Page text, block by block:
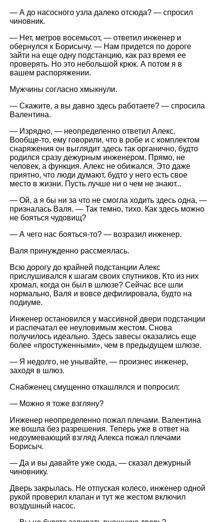
— А до насосного узла далеко отсюда? — спросил
чиновник.
— Нет, метров восемьсот, — ответил инженер и
обернулся к Борисычу. — Нам придется по дороге
зайти на еще одну подстанцию, как раз время ее
проверять. Но это небольшой крюк. А потом я в
вашем распоряжении.
Мужчины согласно хмыкнули.
— Скажите, а вы давно здесь работаете? — спросила
Валентина.
— Изрядно, — неопределенно ответил Алекс.
Вообще-то, ему говорили, что в робе и с комплектом
снаряжения он выглядит здесь так органично, будто
родился сразу дежурным инженером. Прямо, не
человек, а функция. Алекс не обижался. Это даже
приятно, что люди думают, будто у него есть свое
место в жизни. Пусть лучше ни о чем не знают...
— Ой, а я бы ни за что не смогла ходить здесь одна, —
призналась Валя. — Так темно, тихо. Как здесь можно
не бояться чудовищ?
— А чего нас бояться-то? — возразил инженер.
Валя принужденно рассмеялась.
Всю дорогу до крайней подстанции Алекс
прислушивался к шагам своих спутников. Кто из них
хромал, когда он был в шлюзе? Сейчас все шли
нормально, Валя и вовсе дефилировала, будто на
подиуме.
Инженер остановился у массивной двери подстанции
и распечатал ее неуловимым жестом. Снова
получилось идеально. Здесь завесы оказались еще
более «простуженными», чем в предыдущем шлюзе.
— Я недолго, не унывайте, — произнес инженер,
заходя в шлюз.
Снабженец смущенно откашлялся и попросил:
— Можно я тоже взгляну?
Инженер неопределенно пожал плечами. Валентина
же вошла без разрешения. Теперь уже в ответ на
недоумевающий взгляд Алекса пожал плечами
Борисыч.
— Да и вы давайте уже сюда, — сказал дежурный
чиновнику.
Дверь закрылась. Не отпуская колесо, инженер одной
рукой проверил клапан и тут же жестом включил
воздушный насос.